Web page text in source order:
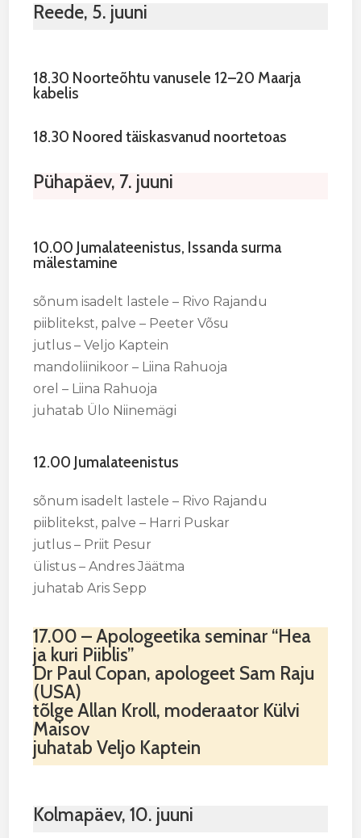
Reede, 5. juuni
18.30 Noorteõhtu vanusele 12–20 Maarja
kabelis
18.30 Noored täiskasvanud noortetoas
Pühapäev, 7. juuni
10.00 Jumalateenistus, Issanda surma
mälestamine
sõnum isadelt lastele – Rivo Rajandu
piiblitekst, palve – Peeter Võsu
jutlus – Veljo Kaptein
mandoliinikoor – Liina Rahuoja
orel – Liina Rahuoja
juhatab Ülo Niinemägi
12.00 Jumalateenistus
sõnum isadelt lastele – Rivo Rajandu
piiblitekst, palve – Harri Puskar
jutlus – Priit Pesur
ülistus – Andres Jäätma
juhatab Aris Sepp
17.00 – Apologeetika seminar “Hea
ja kuri Piiblis”
Dr Paul Copan, apologeet Sam Raju
(USA)
tõlge Allan Kroll, moderaator Külvi
Maisov
juhatab Veljo Kaptein
Kolmapäev, 10. juuni